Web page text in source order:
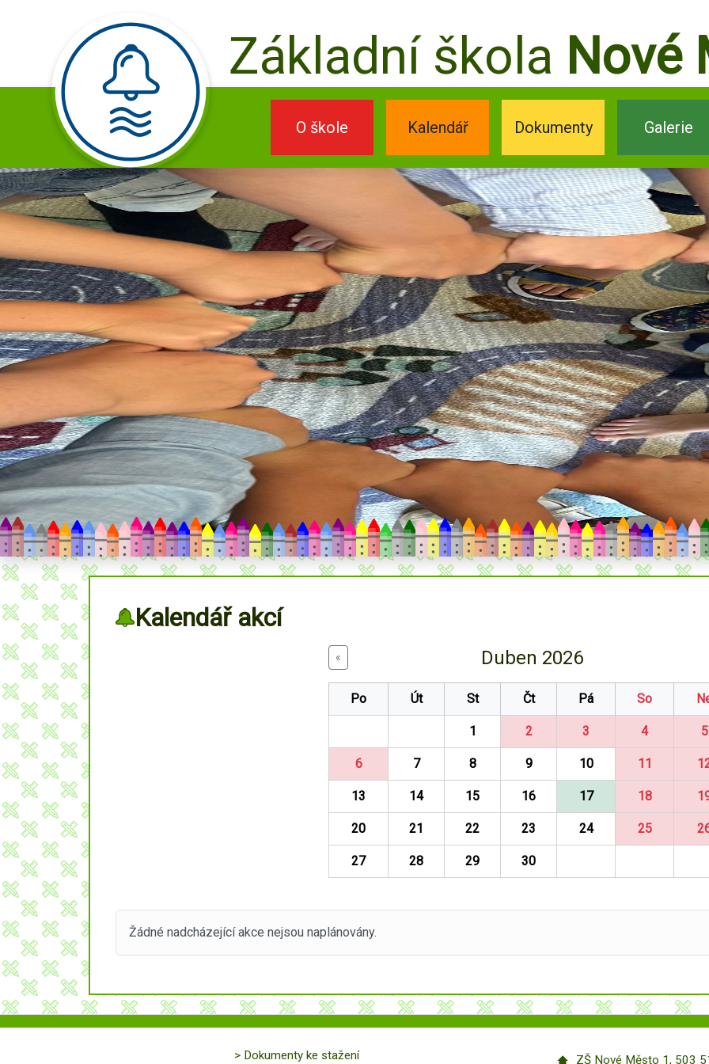
Základní škola Nové
O škole Kalendář Dokumenty Galerie
Kalendář akcí
« Duben 2026
Po Út St Čt Pá So
1 2 3 4 5
6 7 8 9 10 11
13 14 15 16 17 18
20 21 22 23 24 25
27 28 29 30
Žádné nadcházející akce nejsou naplánovány.
> Dokumenty ke stažení ZŠ Nové Město 1, 503